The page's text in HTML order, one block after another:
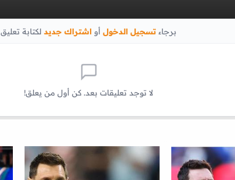
برجاء تسجيل الدخول أو اشتراك جديد لكتابة تعليق
لا توجد تعليقات بعد. كن أول من يعلق!